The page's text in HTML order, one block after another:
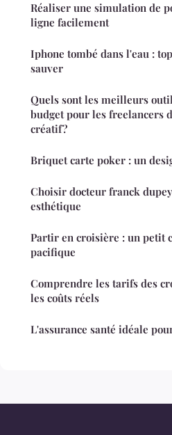
Réaliser une simulation de
ligne facilement
Iphone tombé dans l'eau :
sauver
Quels sont les meilleurs
budget pour les freelancers
créatif?
Briquet carte poker : un
Choisir docteur franck
esthétique
Partir en croisière : un petit
pacifique
Comprendre les tarifs des
les coûts réels
L'assurance santé idéale